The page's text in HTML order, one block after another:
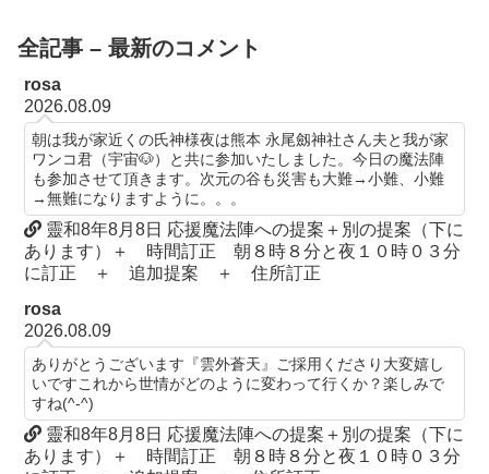
全記事 – 最新のコメント
rosa
2026.08.09
朝は我が家近くの氏神様夜は熊本 永尾劔神社さん夫と我が家
ワンコ君（宇宙🐶）と共に参加いたしました。今日の魔法陣
も参加させて頂きます。次元の谷も災害も大難→小難、小難
→無難になりますように。。。
靈和8年8月8日 応援魔法陣への提案＋別の提案（下に
あります）＋ 時間訂正 朝８時８分と夜１０時０３分
に訂正 ＋ 追加提案 ＋ 住所訂正
rosa
2026.08.09
ありがとうございます『雲外蒼天』ご採用くださり大変嬉し
いですこれから世情がどのように変わって行くか？楽しみで
すね(^-^)
靈和8年8月8日 応援魔法陣への提案＋別の提案（下に
あります）＋ 時間訂正 朝８時８分と夜１０時０３分